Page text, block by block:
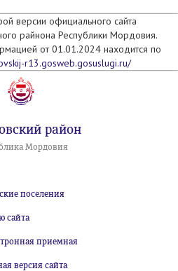
версии официального сайта
райнона Республики Мордовия.
от 01.01.2024 находится по
r13.gosweb.gosuslugi.ru/
район
Мордовия
поселения
сайта
приемная
версия сайта